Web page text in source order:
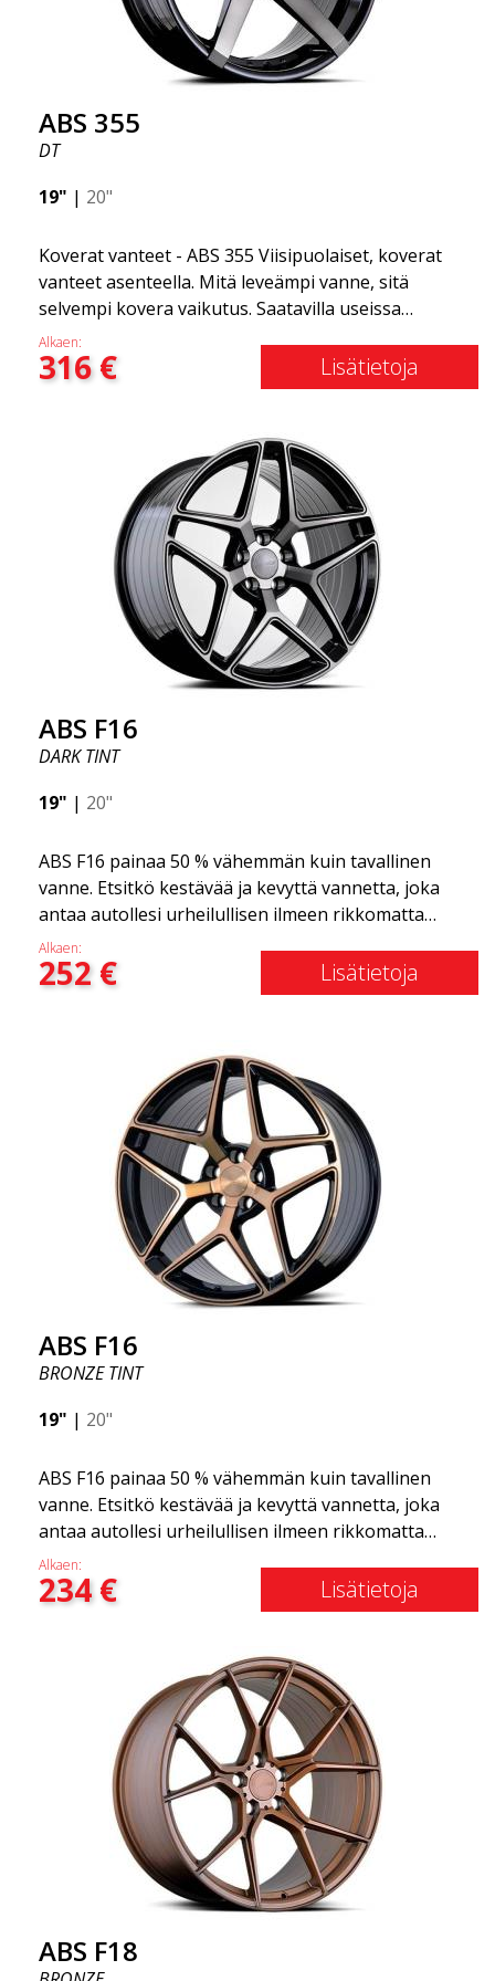
ABS 355
DT
19" | 20"
Koverat vanteet - ABS 355 Viisipuolaiset, koverat
vanteet asenteella. Mitä leveämpi vanne, sitä
selvempi kovera vaikutus. Saatavilla useissa
väriyhdistelmissä: Musta kiillotetuilla puolilla, Täysin
hopea tai Mattaharmaa. Yhteensopiva useimpien
markkinoilla olevien automerkkien kanssa. Valitset
erittäin korkealaatuinen ja erittäin kestävä. Mikä on
tehnyt ABS355:stä niin suositun Ruotsissa? Malli on
erittäin kovera, muoto on urheilullinen ja design on
tyylikäs. Tämä vanne malli on tehnyt itselleen nimen
vanteiden markkinoilla fantastisen ja ainutlaatuisen
suunnittelunsa ansiosta. ABS355:llä teet tavallisesta
autosta tyylikkäämmän. ABS355-vanteet jakaa
yksinoikeudella ABS Wheels.
Alkaen:
316€ Lisätietoja
ABS F16
DARK TINT
19" | 20"
ABS F16 painaa 50 % vähemmän kuin tavallinen
vanne. Etsitkö kestävää ja kevyttä vannetta, joka
antaa autollesi urheilullisen ilmeen rikkomatta
pankkia? ABS F16 on oma yrityksemme tarjota
laatutietoisille asiakkaille vanne, joka hyötyy
uusimmista materiaalien ja tuotannon
todellakin eturintamassa!
Alkaen:
252€ Lisätietoja
ABS F16
BRONZE TINT
19" | 20"
ABS F16 painaa 50 % vähemmän kuin tavallinen
vanne. Etsitkö kestävää ja kevyttä vannetta, joka
antaa autollesi urheilullisen ilmeen rikkomatta
pankkia? ABS F16 on oma yrityksemme tarjota
laatutietoisille asiakkaille vanne, joka hyötyy
uusimmista materiaalien ja tuotannon
jossa kehitys etenee nopeasti, ja ABS F16 on
todellakin eturintamassa!
Alkaen:
234€ Lisätietoja
ABS F18